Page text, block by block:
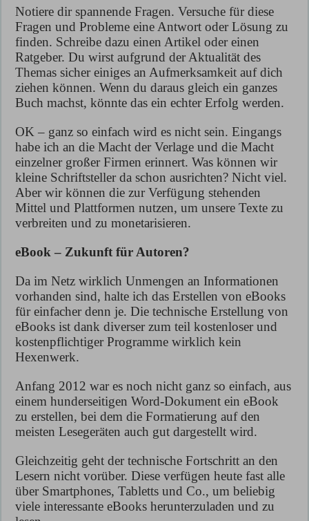
Notiere dir spannende Fragen. Versuche für diese
Fragen und Probleme eine Antwort oder Lösung zu
finden. Schreibe dazu einen Artikel oder einen
Ratgeber. Du wirst aufgrund der Aktualität des
Themas sicher einiges an Aufmerksamkeit auf dich
ziehen können. Wenn du daraus gleich ein ganzes
Buch machst, könnte das ein echter Erfolg werden.
OK – ganz so einfach wird es nicht sein. Eingangs
habe ich an die Macht der Verlage und die Macht
einzelner großer Firmen erinnert. Was können wir
kleine Schriftsteller da schon ausrichten? Nicht viel.
Aber wir können die zur Verfügung stehenden
Mittel und Plattformen nutzen, um unsere Texte zu
verbreiten und zu monetarisieren.
eBook – Zukunft für Autoren?
Da im Netz wirklich Unmengen an Informationen
vorhanden sind, halte ich das Erstellen von eBooks
für einfacher denn je. Die technische Erstellung von
eBooks ist dank diverser zum teil kostenloser und
kostenpflichtiger Programme wirklich kein
Hexenwerk.
Anfang 2012 war es noch nicht ganz so einfach, aus
einem hunderseitigen Word-Dokument ein eBook
zu erstellen, bei dem die Formatierung auf den
meisten Lesegeräten auch gut dargestellt wird.
Gleichzeitig geht der technische Fortschritt an den
Lesern nicht vorüber. Diese verfügen heute fast alle
über Smartphones, Tabletts und Co., um beliebig
viele interessante eBooks herunterzuladen und zu